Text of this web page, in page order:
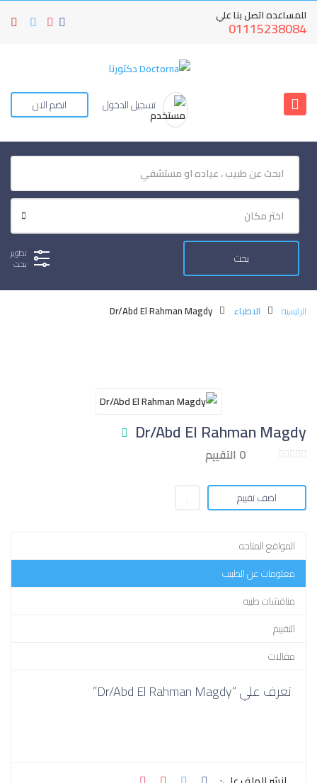
للمساعده اتصل بنا علي
01115238084
تسجيل الدخول انضم الان
تطوير
بحث
الرئيسيه الاطباء Dr/Abd El Rahman Magdy
Dr/Abd El Rahman Magdy
0 التقييم
اضف تقييم
المواقع المتاحه
معلومات عن الطبيب
مناقشات طبيه
التقييم
مقالات
تعرف علي “Dr/Abd El Rahman Magdy”